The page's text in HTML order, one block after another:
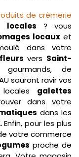
de crèmerie
locales ? vous
locaux et
dans votre
vers Saint-
de
sauront ravir vos
galettes
dans votre
dans les
Enfin, pour les plus
votre commerce
proche de